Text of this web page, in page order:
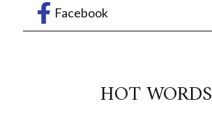
Facebook
HOT WORDS